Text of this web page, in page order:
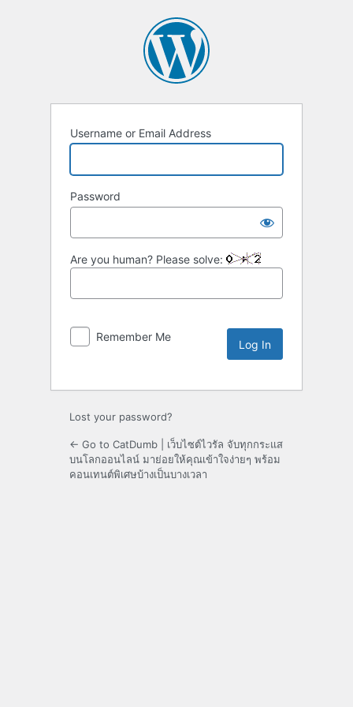
Username or Email Address
Password
Are you human? Please solve:
Remember Me
Lost your password?
← Go to CatDumb | เว็บไซต์ไวรัล จับทุกกระแส
บนโลกออนไลน์ มาย่อยให้คุณเข้าใจง่ายๆ พร้อม
คอนเทนต์พิเศษบ้างเป็นบางเวลา